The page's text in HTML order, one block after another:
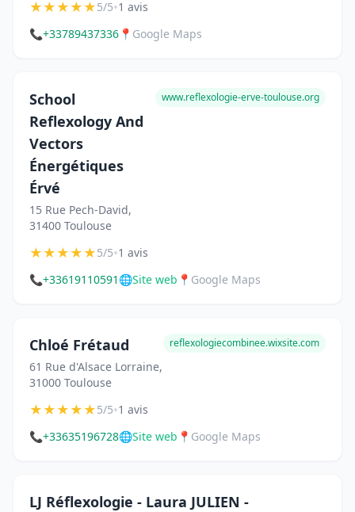
★★★★★5/5•1 avis
📞+33789437336 📍 Google Maps
School
Reflexology And
Vectors
Énergétiques
Érvé
15 Rue Pech-David,
31400 Toulouse
www.reflexologie-erve-toulouse.org
★★★★★5/5•1 avis
📞+33619110591 🌐Site web 📍 Google Maps
Chloé Frétaud
61 Rue d'Alsace Lorraine,
31000 Toulouse
reflexologiecombinee.wixsite.com
★★★★★5/5•1 avis
📞+33635196728🌐Site web 📍 Google Maps
LJ Réflexologie - Laura JULIEN -